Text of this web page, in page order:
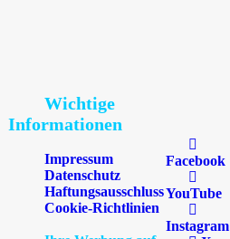
Wichtige
Informationen
Impressum
Datenschutz
Haftungsausschluss
Cookie-Richtlinien
Facebook
YouTube
Instagram